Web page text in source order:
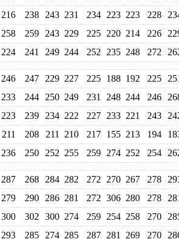
216 238 243 231 234 223 223 228
258 259 243 229 225 220 214 226
224 241 249 244 252 235 248 272
246 247 229 227 225 188 192 225
233 244 250 249 231 248 244 246
223 239 234 222 227 233 221 243
211 208 211 210 217 155 213 194
236 250 252 255 259 274 252 254
287 268 284 282 272 270 267 278
279 290 286 281 272 306 280 278
300 302 300 274 259 254 258 270
293 285 274 285 287 281 269 270